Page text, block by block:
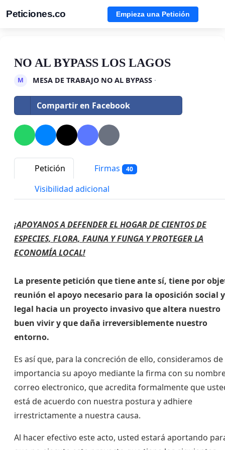
Peticiones.co Empieza una Petición
NO AL BYPASS LOS LAGOS
M MESA DE TRABAJO NO AL BYPASS·
Compartir en Facebook
Petición Firmas 40
Visibilidad adicional
¡APOYANOS A DEFENDER EL HOGAR DE CIENTOS DE
ESPECIES, FLORA, FAUNA Y FUNGA Y PROTEGER LA
ECONOMÍA LOCAL!
La presente petición que tiene ante sí, tiene por
reunión el apoyo necesario para la oposición social y
legal hacia un proyecto invasivo que altera nuestro
buen vivir y que daña irreversiblemente nuestro
entorno.
Es así que, para la concreción de ello, consideramos
importancia su apoyo mediante la firma con su
correo electronico, que acredita formalmente que
está de acuerdo con nuestra postura y adhiere
irrestrictamente a nuestra causa.
Al hacer efectivo este acto, usted estará aportando